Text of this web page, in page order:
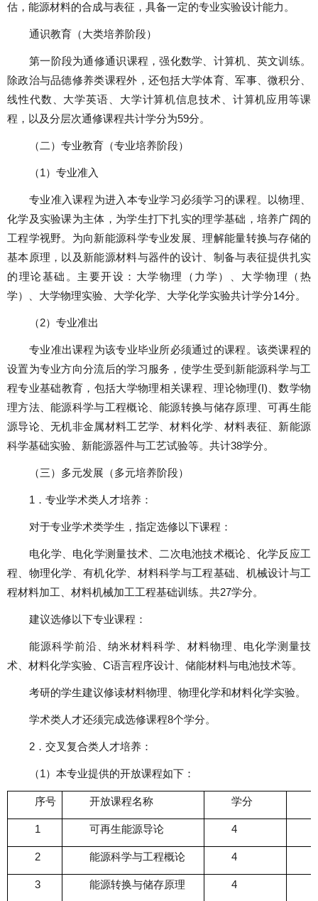
估，能源材料的合成与表征，具备一定的专业实验设计能力。
通识教育（大类培养阶段）
第一阶段为通修通识课程，强化数学、计算机、英文训练。
除政治与品德修养类课程外，还包括大学体育、军事、微积分、
线性代数、大学英语、大学计算机信息技术、计算机应用等课
程，以及分层次通修课程共计学分为59分。
（二）专业教育（专业培养阶段）
（1）专业准入
专业准入课程为进入本专业学习必须学习的课程。以物理、
化学及实验课为主体，为学生打下扎实的理学基础，培养广阔的
工程学视野。为向新能源科学专业发展、理解能量转换与存储的
基本原理，以及新能源材料与器件的设计、制备与表征提供扎实
的理论基础。主要开设：大学物理（力学）、大学物理（热
学）、大学物理实验、大学化学、大学化学实验共计学分14分。
（2）专业准出
专业准出课程为该专业毕业所必须通过的课程。该类课程的
设置为专业方向分流后的学习服务，使学生受到新能源科学与工
程专业基础教育，包括大学物理相关课程、理论物理(I) 、数学物
理方法、能源科学与工程概论、能源转换与储存原理、可再生能
源导论、无机非金属材料工艺学、材料化学、材料表征、新能源
科学基础实验、新能源器件与工艺试验等。共计38学分。
（三）多元发展（多元培养阶段）
1 ．专业学术类人才培养：
对于专业学术类学生，指定选修以下课程：
电化学、电化学测量技术、二次电池技术概论、化学反应工
程、物理化学、有机化学、材料科学与工程基础、机械设计与工
程材料加工、材料机械加工工程基础训练。共27学分。
建议选修以下专业课程：
能源科学前沿、纳米材料科学、材料物理、电化学测量技
术、材料化学实验、 C语言程序设计、储能材料与电池技术等。
考研的学生建议修读材料物理、物理化学和材料化学实验。
学术类人才还须完成选修课程8个学分。
2 ．交叉复合类人才培养：
（1）本专业提供的开放课程如下：
序号 开放课程名称 学分
1 可再生能源导论 4
2 能源科学与工程概论 4
3 能源转换与储存原理 4